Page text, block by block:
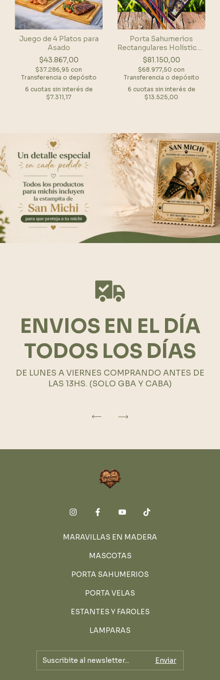
Juego de 4 Platos para
Asado
$43.867,00
$37.286,95 con
Transferencia o depósito
6 cuotas sin interés de
$7.311,17
Porta Sahumerios
Rectangulares Holísticos
Variados x48
$81.150,00
$68.977,50 con
Transferencia o depósito
6 cuotas sin interés de
$13.525,00
ENVIOS EN EL DÍA
TODOS LOS DÍAS
DE LUNES A VIERNES COMPRANDO ANTES DE
LAS 13HS. (SOLO GBA Y CABA)
MARAVILLAS EN MADERA
MASCOTAS
PORTA SAHUMERIOS
PORTA VELAS
ESTANTES Y FAROLES
LAMPARAS